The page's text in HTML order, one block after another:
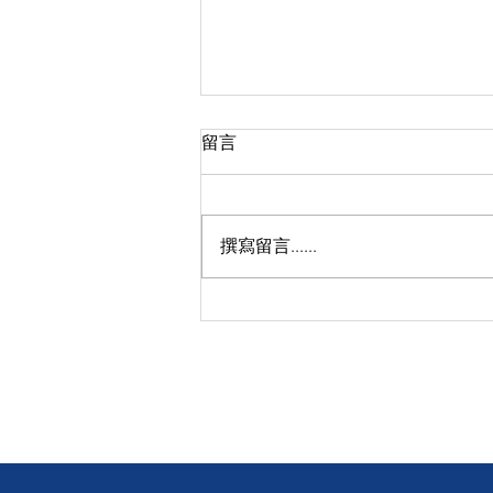
【感恩關注】❤️ 讓我們聆聽聾
留言
撰寫留言......